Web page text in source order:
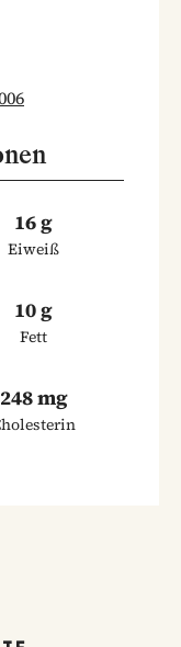
16 g
Eiweiß
10 g
Fett
248 mg